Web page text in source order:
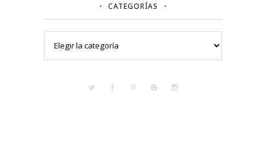
CATEGORÍAS